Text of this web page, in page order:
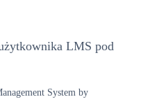
LMS pod
System by